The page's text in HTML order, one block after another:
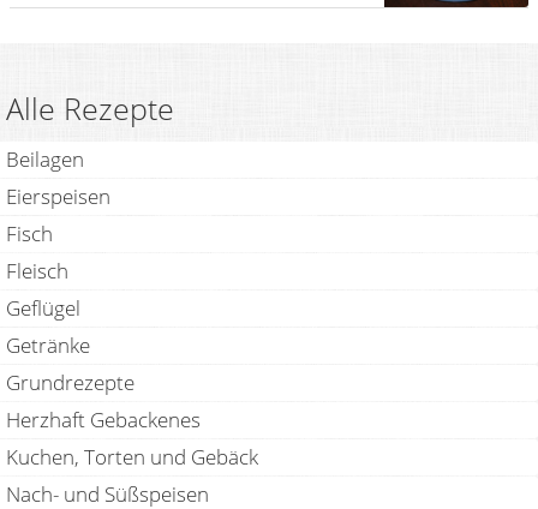
Alle Rezepte
Beilagen
Eierspeisen
Fisch
Fleisch
Geflügel
Getränke
Grundrezepte
Herzhaft Gebackenes
Kuchen, Torten und Gebäck
Nach- und Süßspeisen